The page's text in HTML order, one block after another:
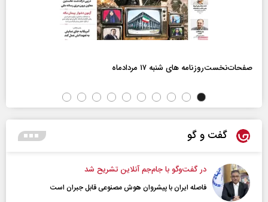
صفحات‌نخست‌روزنامه ها‌ی شنبه ۱۷ مردادماه
گفت و گو
در گفت‌و‌گو با جام‌جم آنلاین تشریح شد
فاصله ایران با پیشرو‌ان هوش مصنوعی قابل جبران است